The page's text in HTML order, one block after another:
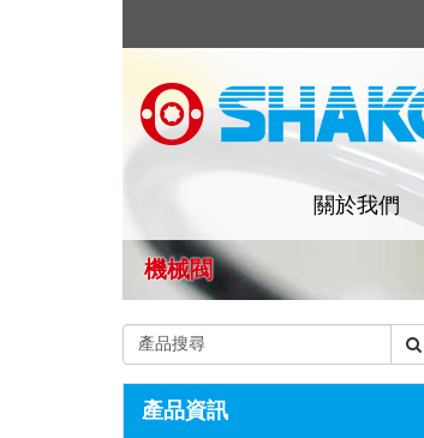
關於我們
產品資訊
機械閥